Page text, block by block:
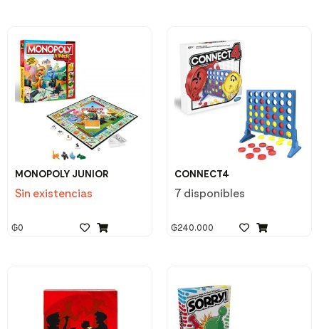
MONOPOLY JUNIOR
Sin existencias
₲0
CONNECT4
7 disponibles
₲240.000